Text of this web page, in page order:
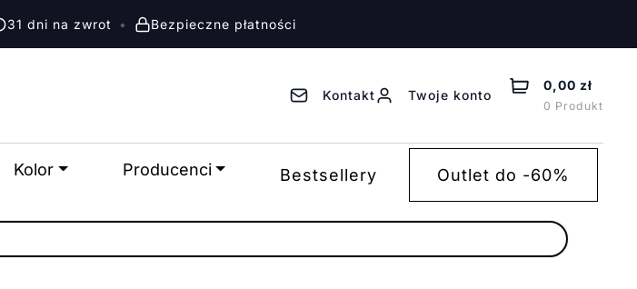
31 dni na zwrot • Bezpieczne płatności
Kontakt Twoje konto
Kolor Producenci Bestsellery Outlet do -60%
0,00 zł
0 Produkt